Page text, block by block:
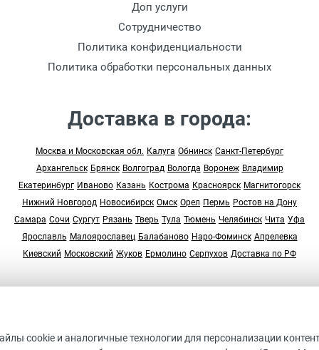
Доп услуги
Сотрудничество
Политика конфиденциальности
Политика обработки персональных данных
Доставка в города:
Москва и Московская обл. Калуга Обнинск Санкт-Петербург
Архангельск Брянск Волгоград Вологда Воронеж Владимир
Екатеринбург Иваново Казань Кострома Красноярск Магнитогорск
Нижний Новгород Новосибирск Омск Орел Пермь Ростов на Дону
Самара Сочи Сургут Рязань Тверь Тула Тюмень Челябинск Чита Уфа
Ярославль Малоярославец Балабаново Наро-Фоминск Апрелевка
Киевский Московский Жуков Ермолино Серпухов Доставка по РФ
ДАННЫЙ ИНТЕРНЕТ-САЙТ НОСИТ ИСКЛЮЧИТЕЛЬНО
cookie и аналогичные технологии для персонализации